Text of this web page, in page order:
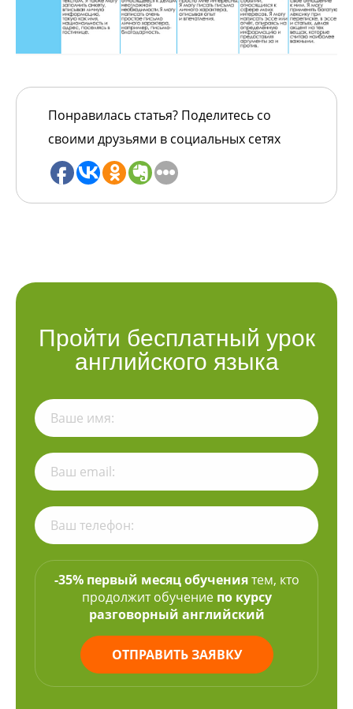
Понравилась статья? Поделитесь со
своими друзьями в социальных сетях
Пройти бесплатный урок
английского языка
-35% первый месяц обучениятем, кто
продолжит обучение по курсу
разговорный английский
ОТПРАВИТЬ ЗАЯВКУ